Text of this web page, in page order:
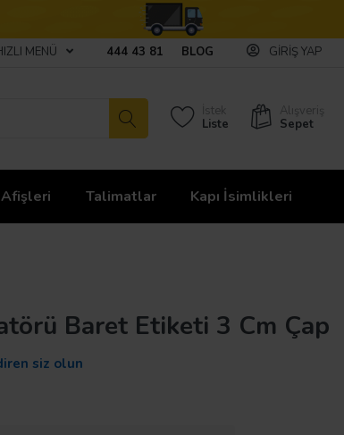
MENÜ 444 43 81 BLOG GIRIŞ YAP
İstek
Liste
Alışveriş
Sepet
Talimatlar Kapı İsimlikleri
Baret Etiketi 3 Cm Çap
siz olun